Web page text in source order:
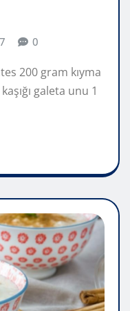
0
200 gram kıyma
galeta unu 1